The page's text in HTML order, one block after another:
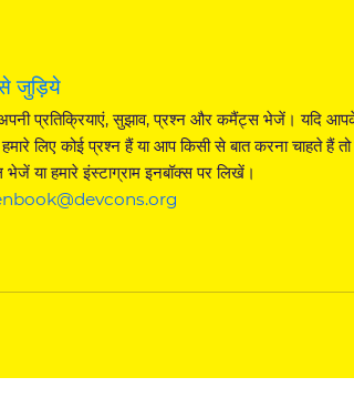
जुड़िये
प्रतिक्रियाएं, सुझाव, प्रश्न और कमैंट्स भेजें। यदि
लिए कोई प्रश्न हैं या आप किसी से बात करना चाहते हैं
या हमारे इंस्टाग्राम इनबॉक्स पर लिखें।